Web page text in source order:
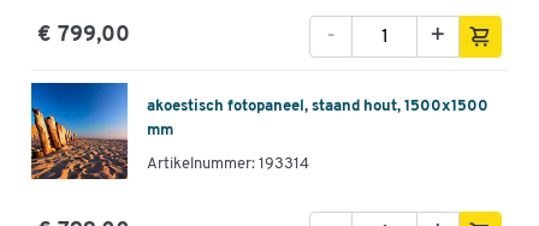
€ 799,00 +
-
akoestisch fotopaneel, staand hout, 1500x1500
mm
Artikelnummer: 193314